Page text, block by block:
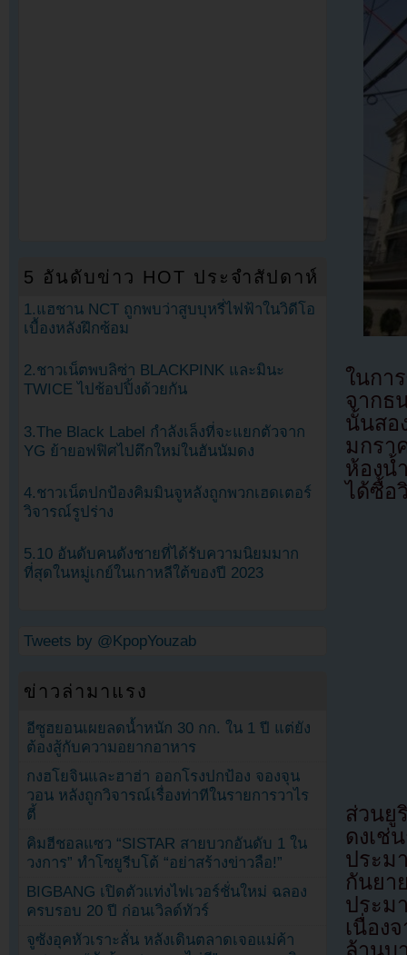
ในกา
จากธ
นั้นสอ
มกร
ห้องน้
ได้ซื้อ
ส่วนยู
ดงเ
ประ
กันยา
ประ
เนื่อง
5 อันดับข่าว HOT ประจำสัปดาห์
1.แฮชาน NCT ถูกพบว่าสูบบุหรี่ไฟฟ้าในวิดีโอ
เบื้องหลังฝึกซ้อม
2.ชาวเน็ตพบลิซ่า BLACKPINK และมินะ
TWICE ไปช้อปปิ้งด้วยกัน
3.The Black Label กำลังเล็งที่จะแยกตัวจาก
YG ย้ายอฟฟิศไปตึกใหม่ในฮันนัมดง
4.ชาวเน็ตปกป้องคิมมินจูหลังถูกพวกเฮดเตอร์
วิจารณ์รูปร่าง
5.10 อันดับคนดังชายที่ได้รับความนิยมมาก
ที่สุดในหมู่เกย์ในเกาหลีใต้ของปี 2023
Tweets by @KpopYouzab
ข่าวล่ามาแรง
อีซูฮยอนเผยลดน้ำหนัก 30 กก. ใน 1 ปี แต่ยัง
ต้องสู้กับความอยากอาหาร
กงฮโยจินและฮาฮ่า ออกโรงปกป้อง จองจุน
วอน หลังถูกวิจารณ์เรื่องท่าทีในรายการวาไร
ตี้
คิมฮีชอลแซว “SISTAR สายบวกอันดับ 1 ใน
วงการ” ทำโซยูรีบโต้ “อย่าสร้างข่าวลือ!”
BIGBANG เปิดตัวแท่งไฟเวอร์ชั่นใหม่ ฉลอง
ครบรอบ 20 ปี ก่อนเวิลด์ทัวร์
จูซังอุคหัวเราะลั่น หลังเดินตลาดเจอแม่ค้า